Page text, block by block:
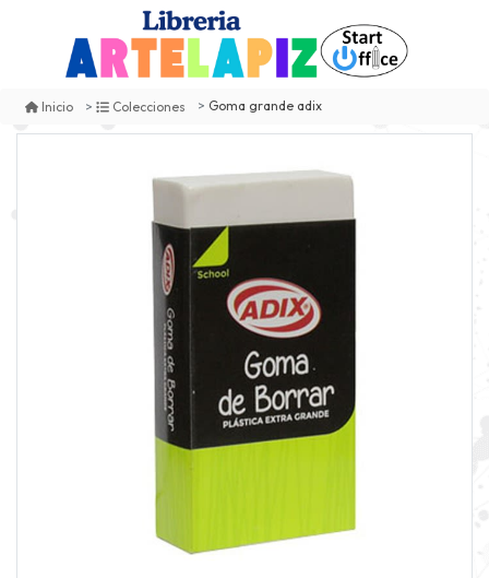
Inicio Colecciones Goma grande adix